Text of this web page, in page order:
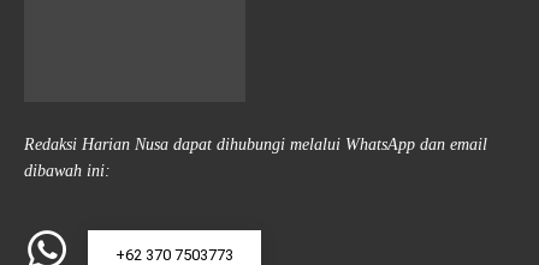
Redaksi Harian Nusa dapat dihubungi melalui WhatsApp dan email
dibawah ini:
+62 370 7503773